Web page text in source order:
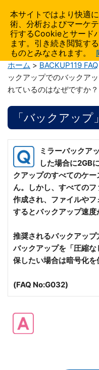
AIDATA
製品サポート
ホーム > BACKUP119 FAQ
ックアップでのバックア
れているのはなぜですか？
「バックアッ
ミラーバックア
した場合に2GB
クアップのすべてのケ
ん。しかし、すべての
作成され、ファイルや
するとバックアップ速度
推奨されるバックアップ
バックアップを「圧縮
保したい場合は暗号化
(FAQ No:G032)
本サイトではより快適
術、分析およびマーケ
行するCookieとサード
ます。引き続き閲覧す
ものとみなされます。